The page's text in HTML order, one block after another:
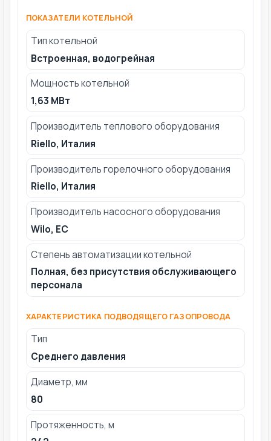
ПОКАЗАТЕЛИ КОТЕЛЬНОЙ
Тип котельной
Встроенная, водогрейная
Мощность котельной
1,63 МВт
Производитель теплового оборудования
Riello, Италия
Производитель горелочного оборудования
Riello, Италия
Производитель насосного оборудования
Wilo, ЕС
Степень автоматизации котельной
Полная, без присутствия обслуживающего
персонала
ХАРАКТЕРИСТИКА ПОДВОДЯЩЕГО ГАЗОПРОВОДА
Тип
Среднего давления
Диаметр, мм
80
Протяженность, м